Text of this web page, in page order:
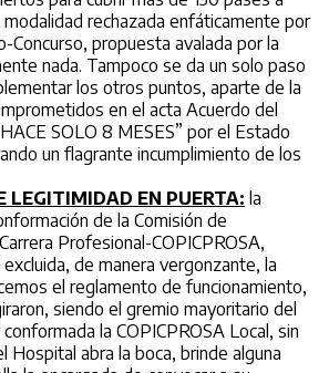
rechazada enfáticamente por
Concurso, propuesta avalada por la
nada. Tampoco se da un solo paso
los otros puntos, aparte de la
en el acta Acuerdo del
SOLO 8 MESES” por el Estado
un flagrante incumplimiento de los
LEGITIMIDAD EN PUERTA: la
de la Comisión de
Profesional-COPICPROSA,
de manera vergonzante, la
el reglamento de funcionamiento,
siendo el gremio mayoritario del
la COPICPROSA Local, sin
Hospital abra la boca, brinde alguna